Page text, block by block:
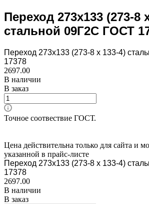
Переход 273х133 (273-8
стальной 09Г2С ГОСТ
Переход 273х133 (273-8 х 133-4)
17378
2697.00
В наличии
В заказ
Точное соотвествие ГОСТ.
Цена действительна только для сайта и
указанной в прайс-листе
Переход 273х133 (273-8 х 133-4)
17378
2697.00
В наличии
В заказ